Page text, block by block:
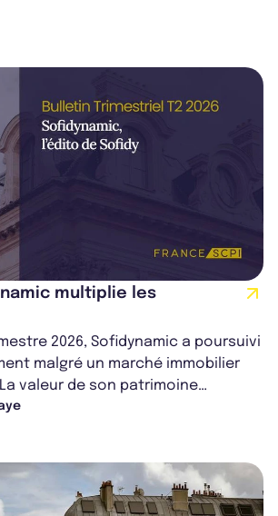
multiplie les
2026, Sofidynamic a poursuivi
malgré un marché immobilier
valeur de son patrimoine
à périmètre constan...